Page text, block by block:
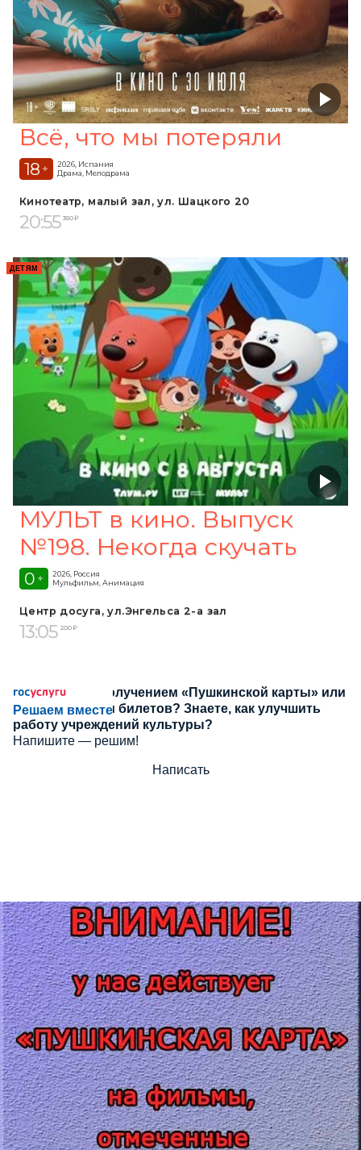
Всё, что мы потеряли
18 +
2026, Испания
Драма, Мелодрама
Кинотеатр, малый зал, ул. Шацкого 20
20:55 350 ₽
ДЕТЯМ
МУЛЬТ в кино. Выпуск
№198. Некогда скучать
0 +
2026, Россия
Мульфильм, Анимация
Центр досуга, ул.Энгельса 2-а зал
13:05 200 ₽
Решаем вместе
Сложности с получением «Пушкинской карты» или
приобретением билетов? Знаете, как улучшить
работу учреждений культуры?
Напишите — решим!
Написать